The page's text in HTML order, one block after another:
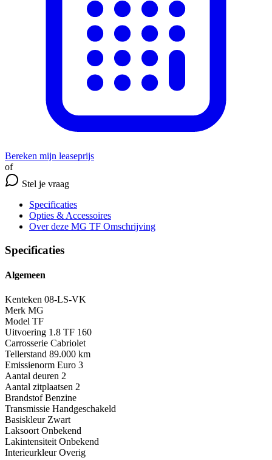
Bereken mijn leaseprijs
of
Stel je vraag
Specificaties
Opties & Accessoires
Over deze MG TF Omschrijving
Specificaties
Algemeen
Kenteken 08-LS-VK
Merk MG
Model TF
Uitvoering 1.8 TF 160
Carrosserie Cabriolet
Tellerstand 89.000 km
Emissienorm Euro 3
Aantal deuren 2
Aantal zitplaatsen 2
Brandstof Benzine
Transmissie Handgeschakeld
Basiskleur Zwart
Laksoort Onbekend
Lakintensiteit Onbekend
Interieurkleur Overig